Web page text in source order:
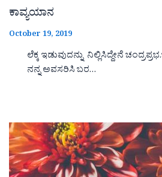
ಕಾವ್ಯಯಾನ
October 19, 2019
ಲೆಕ್ಕ ಇಡುವುದನ್ನು ನಿಲ್ಲಿಸಿದ್ದೇನೆ
ನನ್ನ ಅವಸರಿಸಿ ಬರ…